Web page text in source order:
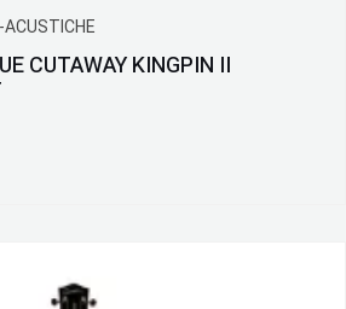
CUTAWAY KINGPIN II